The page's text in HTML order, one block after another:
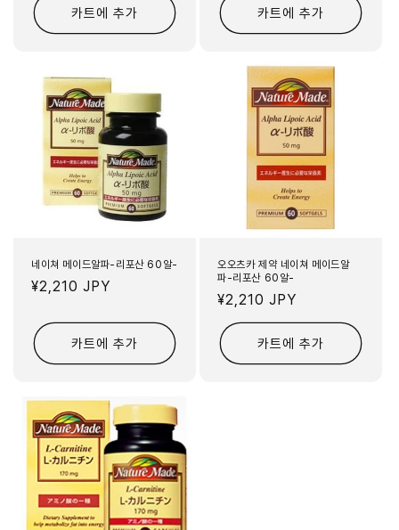
카트에 추가 카트에 추가
네이쳐 메이드알파-리포산 60알-
정
¥2,210 JPY
카트에 추가
오오츠카 제약 네이쳐 메이드알
파-리포산 60알-
정
가
¥2,210 JPY
카트에 추가